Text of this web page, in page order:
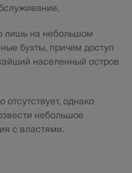
лишь на небольшом
бухты, причем доступ
населенный остров
однако
небольшое
с властями.